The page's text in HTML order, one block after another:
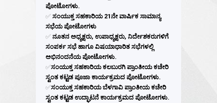
ಪೋಟೋಗಳು.
✅ ಸಂಯುಕ್ತ ಸಹಕಾರಿಯ 21ನೇ ವಾರ್ಷಿಕ ಸಾಮಾನ್ಯ
ಸಭೆಯ ಪೋಟೋಗಳು
✅ ನೂತನ ಅಧ್ಯಕ್ಷರು, ಉಪಾಧ್ಯಕ್ಷರು, ನಿರ್ದೇಶಕರುಗಳಿಗೆ
ಸಂಪರ್ಕ ಸಭೆ ಹಾಗೂ ವಿಷಯಾಧಾರಿತ ಸಭೆಗಳಲ್ಲಿ
ಅಭಿನಂದನೆಯ ಪೋಟೋಗಳು.
✅ಸಂಯುಕ್ತ ಸಹಕಾರಿಯ ಕಲಬುರಗಿ ಪ್ರಾಂತೀಯ ಕಚೇರಿ
ಸ್ವಂತ ಕಟ್ಟಡ ಪೂಜಾ ಕಾರ್ಯಕ್ರಮದ ಪೋಟೋಗಳು.
✅ಸಂಯುಕ್ತ ಸಹಕಾರಿಯ ಬೆಳಗಾವಿ ಪ್ರಾಂತೀಯ ಕಚೇರಿ
ಸ್ವಂತ ಕಟ್ಟಡ ಉದ್ಘಾಟನೆ ಕಾರ್ಯಕ್ರಮದ ಪೋಟೋಗಳು.